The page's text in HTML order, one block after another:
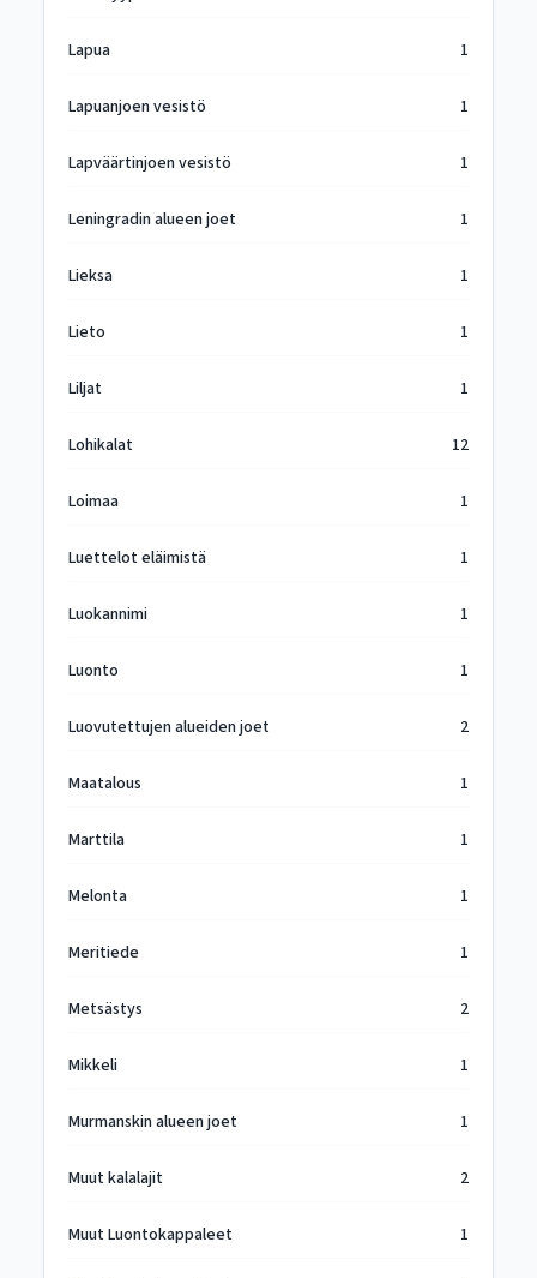
Lapua 1
Lapuanjoen vesistö 1
Lapväärtinjoen vesistö 1
Leningradin alueen joet 1
Lieksa 1
Lieto 1
Liljat 1
Lohikalat 12
Loimaa 1
Luettelot eläimistä 1
Luokannimi 1
Luonto 1
Luovutettujen alueiden joet 2
Maatalous 1
Marttila 1
Melonta 1
Meritiede 1
Metsästys 2
Mikkeli 1
Murmanskin alueen joet 1
Muut kalalajit 2
Muut Luontokappaleet 1